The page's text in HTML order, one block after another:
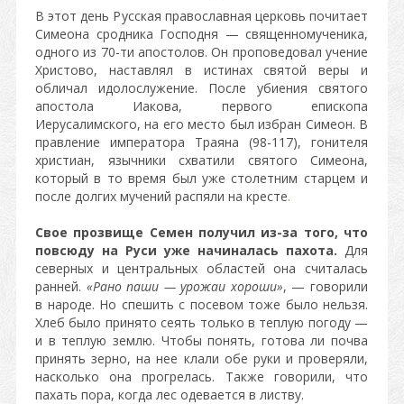
В этот день Русская православная церковь почитает
Симеона сродника Господня — священномученика,
одного из 70-ти апостолов. Он проповедовал учение
Христово, наставлял в истинах святой веры и
обличал идолослужение. После убиения святого
апостола Иакова, первого епископа
Иерусалимского, на его место был избран Симеон. В
правление императора Траяна (98-117), гонителя
христиан, язычники схватили святого Симеона,
который в то время был уже столетним старцем и
после долгих мучений распяли на кресте.
Свое прозвище Семен получил из-за того, что
повсюду на Руси уже начиналась пахота. Для
северных и центральных областей она считалась
ранней. «Рано паши — урожаи хороши», — говорили
в народе. Но спешить с посевом тоже было нельзя.
Хлеб было принято сеять только в теплую погоду —
и в теплую землю. Чтобы понять, готова ли почва
принять зерно, на нее клали обе руки и проверяли,
насколько она прогрелась. Также говорили, что
пахать пора, когда лес одевается в листву.